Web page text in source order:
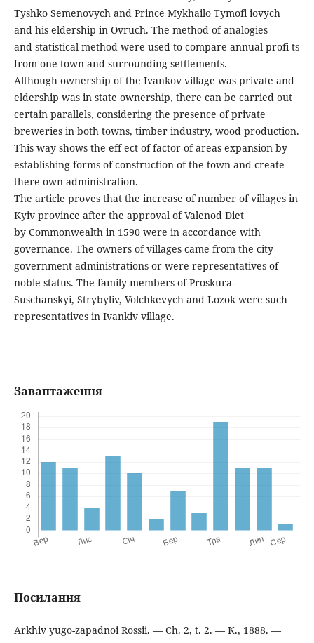
Tyshko Semenovych and Prince Mykhailo Tymofi iovych
and his eldership in Ovruch. The method of analogies
and statistical method were used to compare annual profi ts
from one town and surrounding settlements.
Although ownership of the Ivankov village was private and
eldership was in state ownership, there can be carried out
certain parallels, considering the presence of private
breweries in both towns, timber industry, wood production.
This way shows the eff ect of factor of areas expansion by
establishing forms of construction of the town and create
there own administration.
The article proves that the increase of number of villages in
Kyiv province after the approval of Valenod Diet
by Commonwealth in 1590 were in accordance with
governance. The owners of villages came from the city
government administrations or were representatives of
noble status. The family members of Proskura-
Suschanskyi, Strybyliv, Volchkevych and Lozok were such
representatives in Ivankiv village.
Завантаження
Посилання
Arkhiv yugo-zapadnoi Rossii. — Сh. 2, t. 2. — К., 1888. —